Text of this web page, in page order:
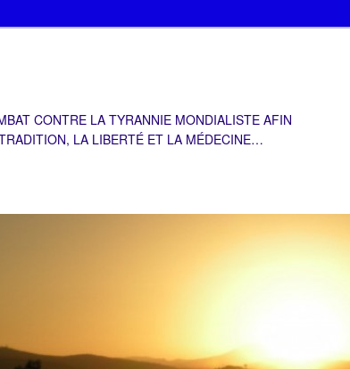
CONTRE LA TYRANNIE MONDIALISTE AFIN
LA LIBERTÉ ET LA MÉDECINE…